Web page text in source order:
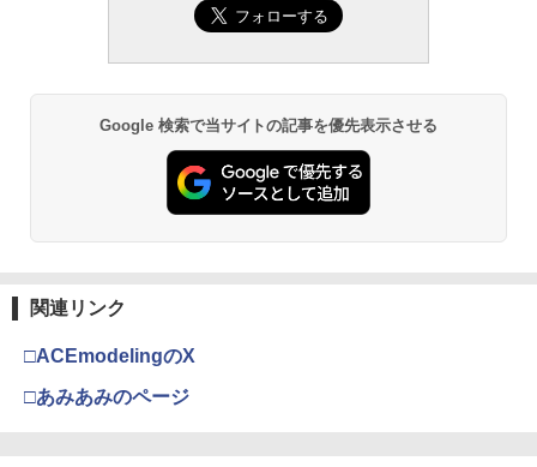
Google 検索で当サイトの記事を優先表示させる
関連リンク
□ACEmodelingのX
□あみあみのページ